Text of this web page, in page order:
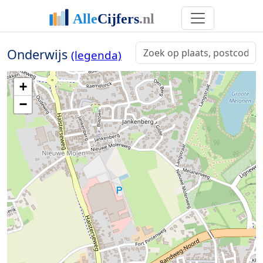
Onderwijs (legenda)
+
−